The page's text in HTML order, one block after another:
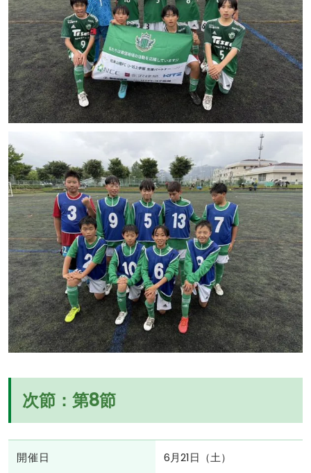
次節：第8節
開催日 6月21日（土）